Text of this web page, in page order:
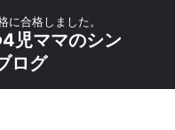
に合格しました。
児ママのシン
ログ